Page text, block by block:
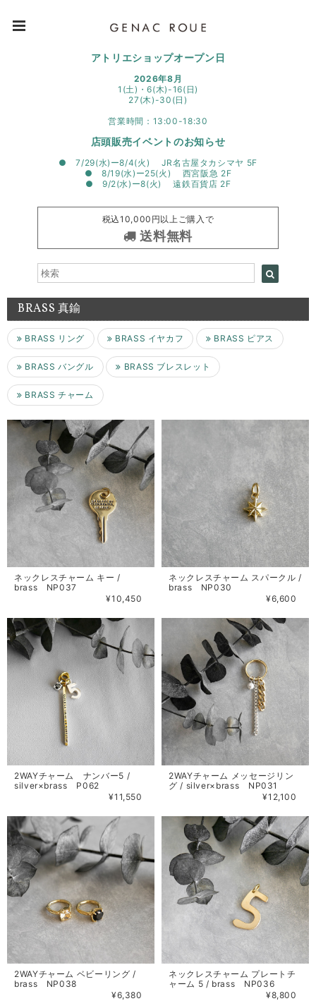
アトリエショップオープン日
2026年8月
1(土)・6(木)-16(日)
27(木)-30(日)
営業時間：13:00-18:30
店頭販売イベントのお知らせ
● 7/29(水)ー8/4(火) JR名古屋タカシマヤ 5F
● 8/19(水)ー25(火) 西宮阪急 2F
● 9/2(水)ー8(火) 遠鉄百貨店 2F
税込10,000円以上ご購入で
送料無料
BRASS 真鍮
BRASS リング BRASS イヤカフ BRASS ピアス
BRASS バングル BRASS ブレスレット
BRASS チャーム
ネックレスチャーム キー /
brass NP037
¥10,450
ネックレスチャーム スパークル /
brass NP030
¥6,600
2WAYチャーム ナンバー5 /
silver×brass P062
¥11,550
2WAYチャーム メッセージリン
グ / silver×brass NP031
¥12,100
2WAYチャーム ベビーリング /
brass NP038
¥6,380
ネックレスチャーム プレートチ
ャーム 5 / brass NP036
¥8,800